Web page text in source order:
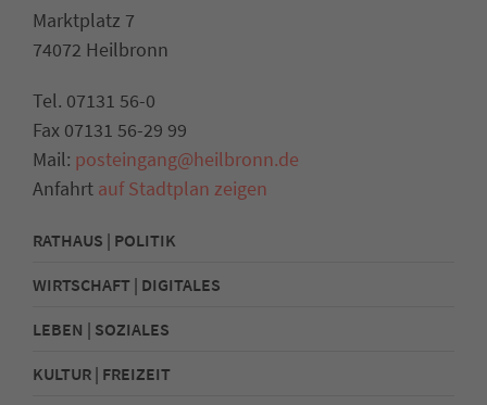
Marktplatz 7
74072 Heilbronn
Tel. 07131 56-0
Fax 07131 56-29 99
Mail: posteingang@heilbronn.de
Anfahrt auf Stadtplan zeigen
RATHAUS | POLITIK
WIRTSCHAFT | DIGITALES
LEBEN | SOZIALES
KULTUR | FREIZEIT